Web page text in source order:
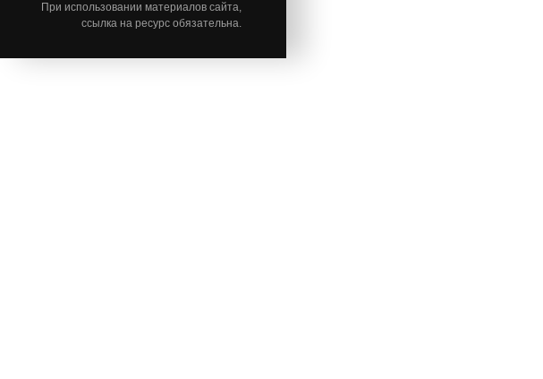
При использовании материалов сайта,
ссылка на ресурс обязательна.